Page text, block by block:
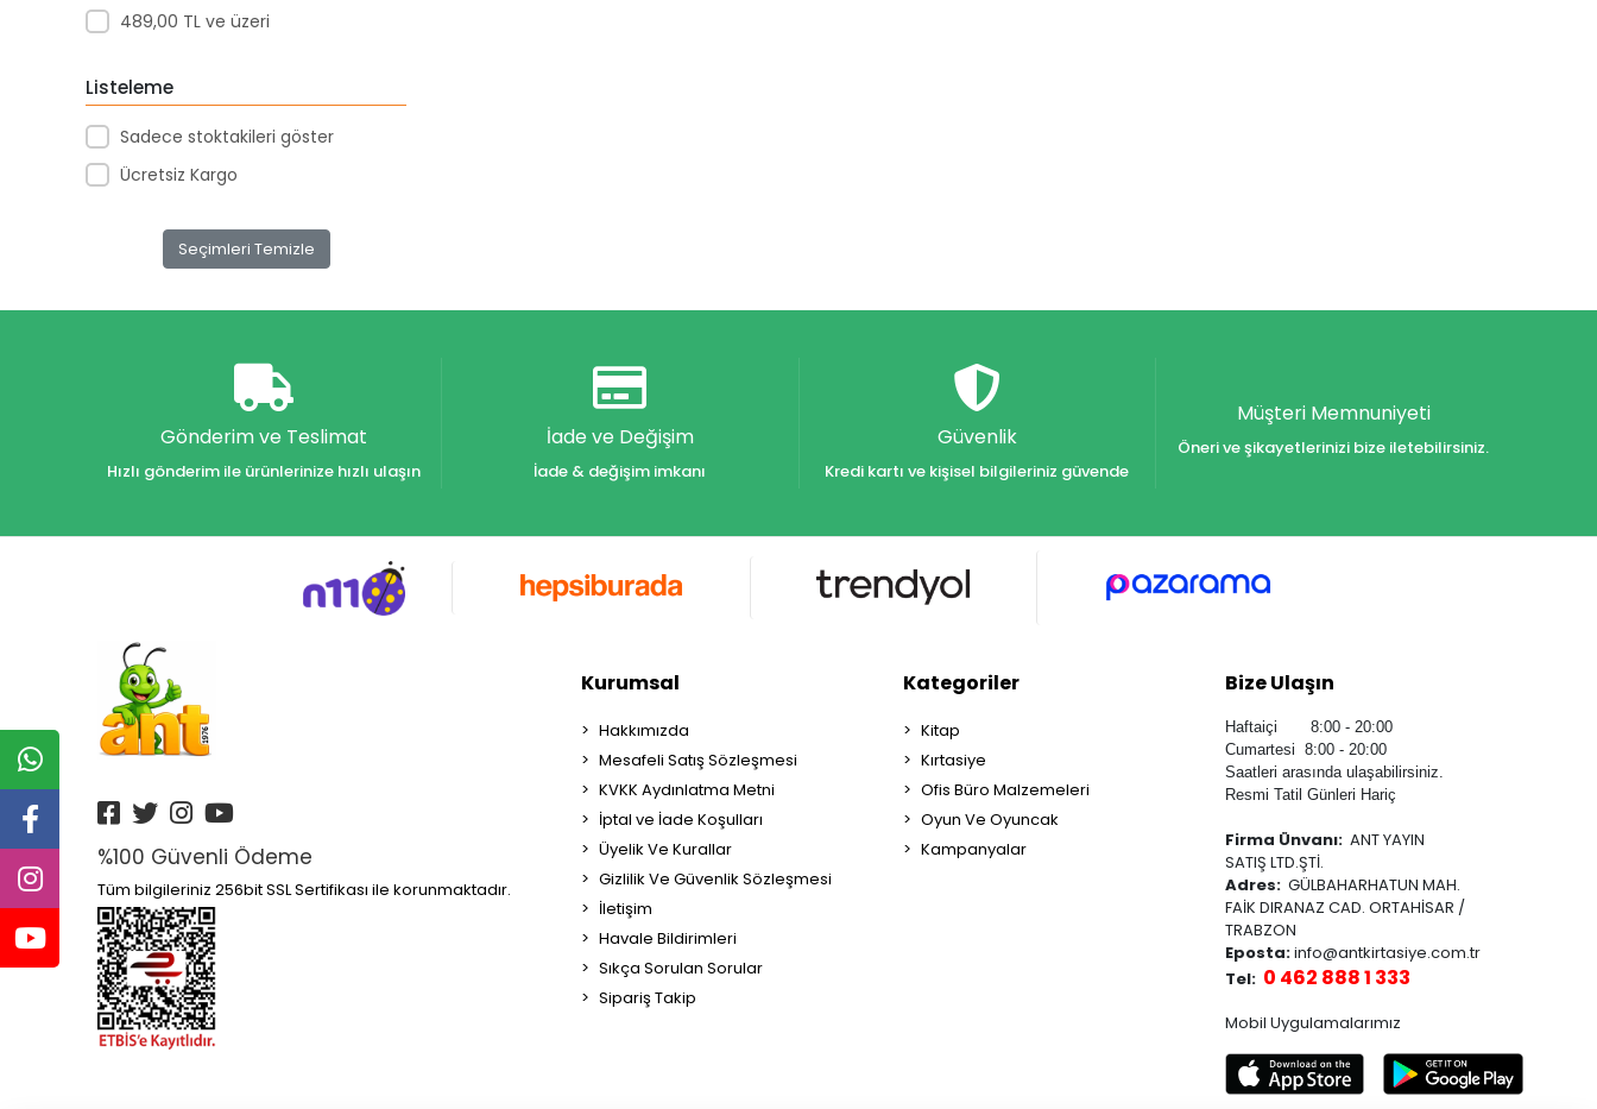
Akademi Denizi Yayınları
Akçağ Yayınları
Aktive Oyuncak
Akvaryum Yayınları
Alpino Çocuk Yayınları
Altın
Altınyıldız
Anatolia Kitap Yayınları
Anatolian
Anonim Yayınları
Ant
Antik Yayınları
Antrenmanlarla Yayınları
Aperatifyayınları
Aprıl Yayınları
Apron Yayınları
489,00 TL ve üzeri
Listeleme
Sadece stoktakileri göster
Ücretsiz Kargo
Seçimleri Temizle
Gönderim ve Teslimat
Hızlı gönderim ile ürünlerinize hızlı ulaşın
İade ve Değişim
İade & değişim imkanı
Güvenlik
Kredi kartı ve kişisel bilgileriniz güvende
Müşteri Memnuniyeti
Öneri ve şikayetlerinizi bize iletebilirsiniz.
%100 Güvenli Ödeme
Tüm bilgileriniz 256bit SSL Sertifikası ile korunmaktadır.
Kurumsal
Hakkımızda
Mesafeli Satış Sözleşmesi
KVKK Aydınlatma Metni
İptal ve İade Koşulları
Üyelik Ve Kurallar
Gizlilik Ve Güvenlik Sözleşmesi
İletişim
Havale Bildirimleri
Sıkça Sorulan Sorular
Sipariş Takip
Kategoriler
Kitap
Kırtasiye
Ofis Büro Malzemeleri
Oyun Ve Oyuncak
Kampanyalar
Bize Ulaşın
Haftaiçi 8:00 - 20:00
Cumartesi 8:00 - 20:00
Saatleri arasında ulaşabilirsiniz.
Resmi Tatil Günleri Hariç
Firma Ünvanı: ANT YAYIN
SATIŞ LTD.ŞTİ.
Adres: GÜLBAHARHATUN MAH.
FAİK DIRANAZ CAD. ORTAHİSAR /
TRABZON
Eposta:info@antkirtasiye.com.tr
Tel: 0 462 888 1 333
Mobil Uygulamalarımız